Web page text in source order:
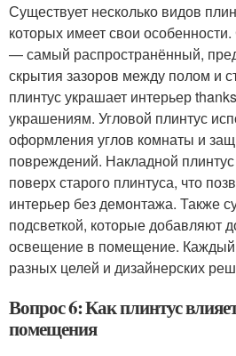
Существует несколько видов
которых имеет свои
— самый распространённый,
скрытия зазоров между полом и
плинтус украшает интерьер
украшениям. Угловой плинтус
оформления углов комнаты и
повреждений. Накладной
поверх старого плинтуса, что
интерьер без демонтажа. Также
подсветкой, которые добавляют
освещение в помещение. Каждый
разных целей и дизайнерских
Вопрос 6: Как плинтус
помещения